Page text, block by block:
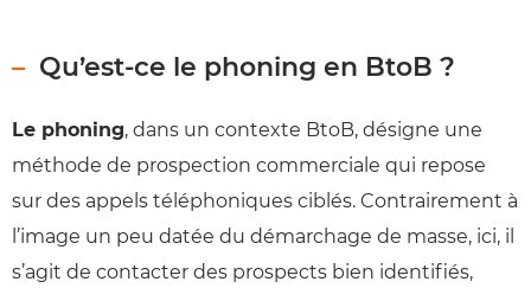
Qu’est-ce le phoning en BtoB ?
Le phoning, dans un contexte BtoB, désigne une
méthode de prospection commerciale qui repose
sur des appels téléphoniques ciblés. Contrairement à
l’image un peu datée du démarchage de masse, ici, il
s’agit de contacter des prospects bien identifiés,